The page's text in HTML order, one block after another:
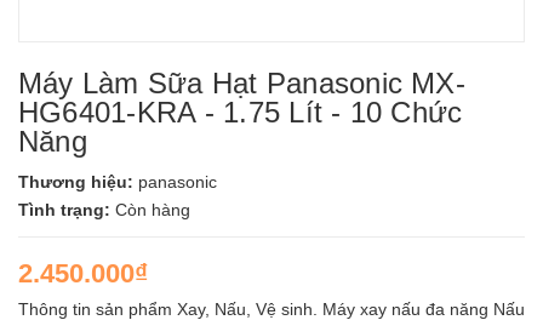
Máy Làm Sữa Hạt Panasonic MX-
HG6401-KRA - 1.75 Lít - 10 Chức
Năng
Thương hiệu: panasonic
Tình trạng: Còn hàng
2.450.000₫
Thông tin sản phẩm Xay, Nấu, Vệ sinh. Máy xay nấu đa năng Nấu